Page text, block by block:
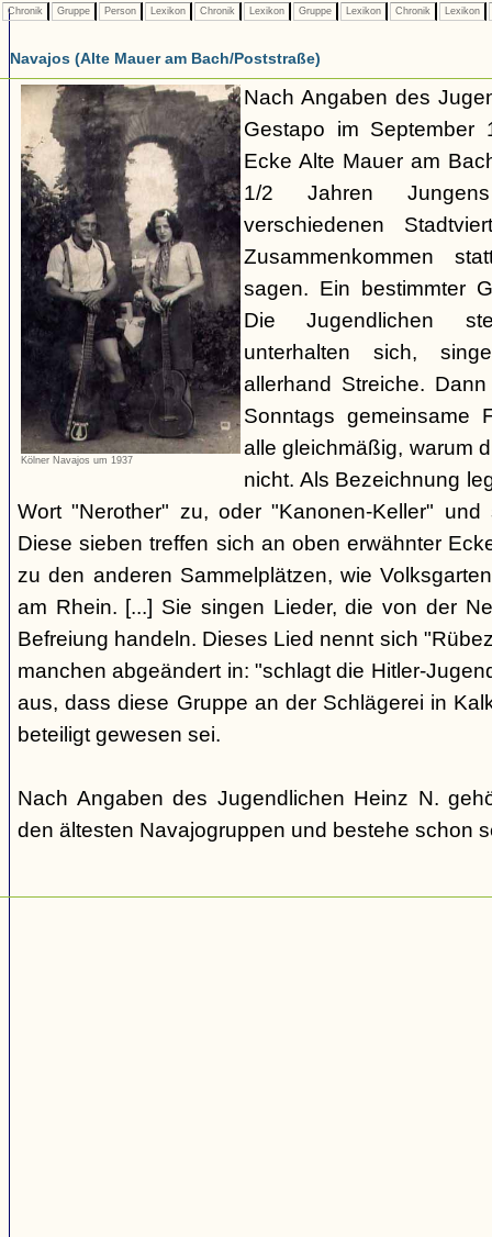
Chronik Gruppe Person Lexikon Chronik Lexikon Gruppe Lexikon Chronik Lexikon
Navajos (Alte Mauer am Bach/Poststraße)
Kölner Navajos um 1937
Nach Angaben des
Gestapo im
Ecke Alte Mauer am
1/2 Jahren
verschiedenen
Zusammenkommen
sagen. Ein bestimmter
Die Jugendlichen
unterhalten sich,
allerhand Streiche.
Sonntags gemeinsame
alle gleichmäßig, warum
nicht. Als Bezeichnung
Wort "Nerother" zu, oder "Kanonen-Keller"
Diese sieben treffen sich an oben erwähnter
zu den anderen Sammelplätzen, wie
am Rhein. [...] Sie singen Lieder, die von der
Befreiung handeln. Dieses Lied nennt sich
manchen abgeändert in: "schlagt die Hitler-
aus, dass diese Gruppe an der Schlägerei in
beteiligt gewesen sei.
Nach Angaben des Jugendlichen Heinz N.
den ältesten Navajogruppen und bestehe schon